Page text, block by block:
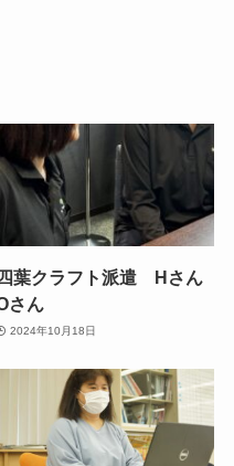
葉クラフト派遣 Hさん
さん
2024年10月18日